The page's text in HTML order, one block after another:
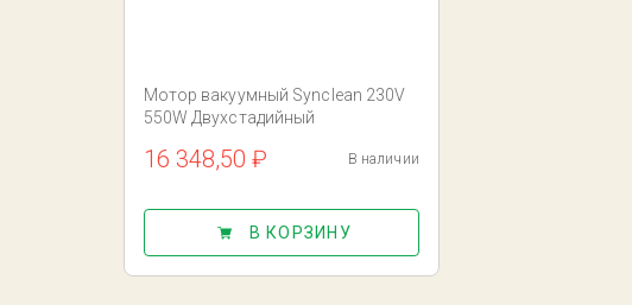
Мотор вакуумный Synclean 230V
550W Двухстадийный
16 348,50 ₽ В наличии
В КОРЗИНУ